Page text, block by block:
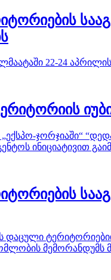
22-24
ჯორჯიაში“
ინიციატივით
დაცული
მემორანდუმს